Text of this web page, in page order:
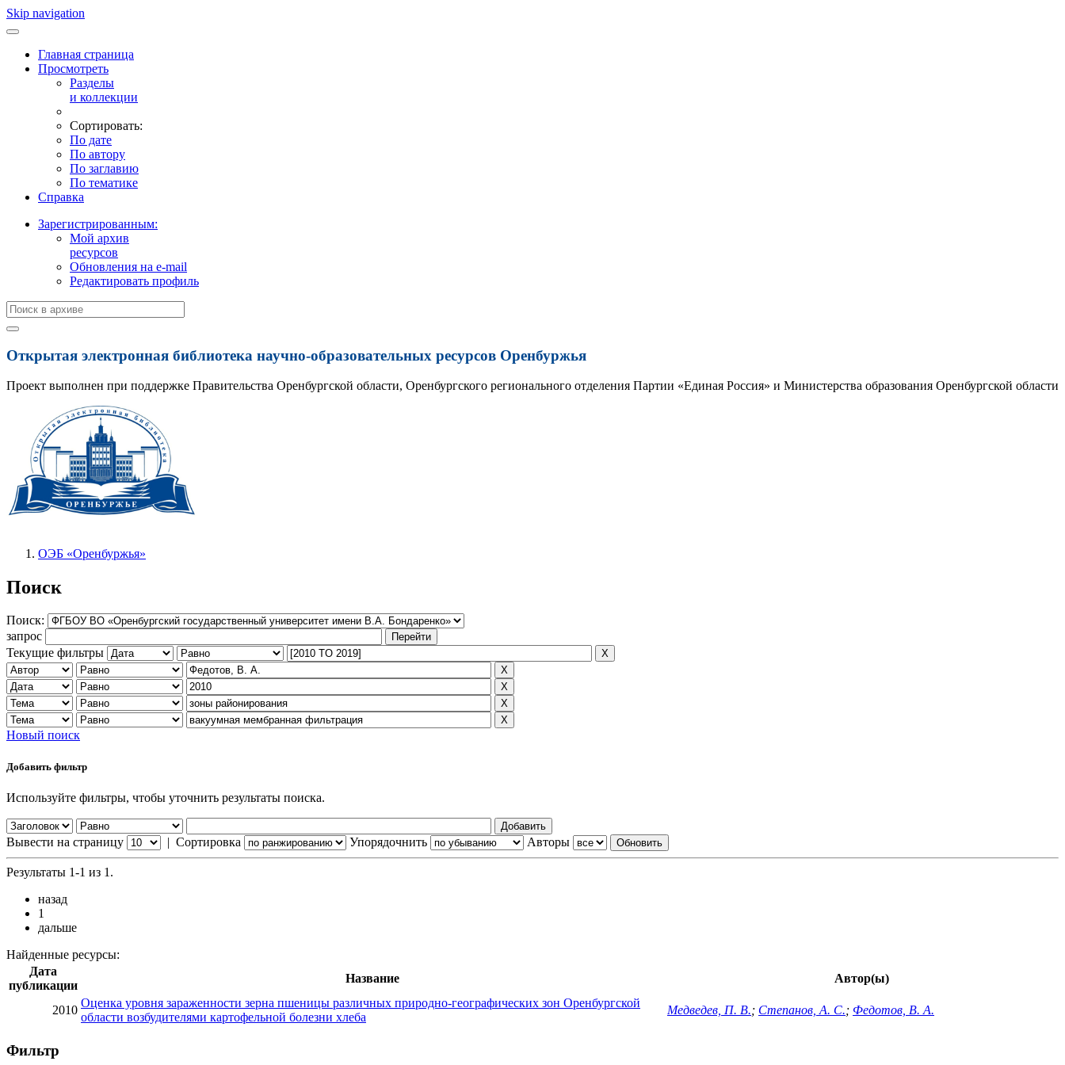
Skip navigation
Главная страница
Просмотреть
Разделы
и коллекции
Сортировать:
По дате
По автору
По заглавию
По тематике
Справка
Зарегистрированным:
Мой архив
ресурсов
Обновления на e-mail
Редактировать профиль
Открытая электронная библиотека научно-образовательных ресурсов Оренбуржья
Проект выполнен при поддержке Правительства Оренбургской области, Оренбургского регионального отделения Партии «Единая Россия» и Министерства образования Оренбургской области
ОЭБ «Оренбуржья»
Поиск
Поиск:
запрос
Текущие фильтры
Новый поиск
Добавить фильтр
Используйте фильтры, чтобы уточнить результаты поиска.
Вывести на страницу | Сортировка Упорядочнить Авторы
Результаты 1-1 из 1.
назад
1
дальше
Найденные ресурсы:
Дата
публикации
Название Автор(ы)
2010
Оценка уровня зараженности зерна пшеницы различных природно-географических зон Оренбургской
области возбудителями картофельной болезни хлеба
Медведев, П. В.; Степанов, А. С.; Федотов, В. А.
Фильтр